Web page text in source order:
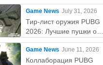
нужно знатьaaa
Game News July 31, 2026
Тир-лист оружия PUBG
2026: Лучшие пушки от
S до D-тираaaa
Game News June 11, 2026
Коллаборация PUBG